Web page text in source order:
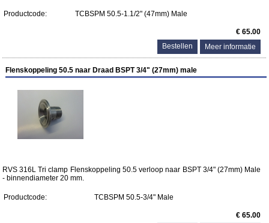
Productcode: TCBSPM 50.5-1.1/2" (47mm) Male
€ 65.00
Meer informatie
Flenskoppeling 50.5 naar Draad BSPT 3/4" (27mm) male
RVS 316L Tri clamp Flenskoppeling 50.5 verloop naar BSPT 3/4" (27mm) Male
- binnendiameter 20 mm.
Productcode: TCBSPM 50.5-3/4" Male
€ 65.00